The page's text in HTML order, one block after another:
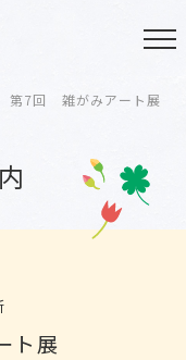
第7回 雑がみアート展
ト展